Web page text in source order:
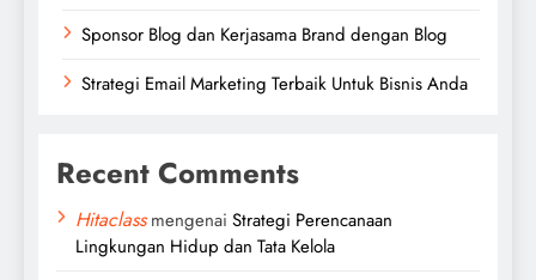
Sponsor Blog dan Kerjasama Brand dengan Blog
Strategi Email Marketing Terbaik Untuk Bisnis Anda
Recent Comments
Hitaclassmengenai Strategi Perencanaan
Lingkungan Hidup dan Tata Kelola